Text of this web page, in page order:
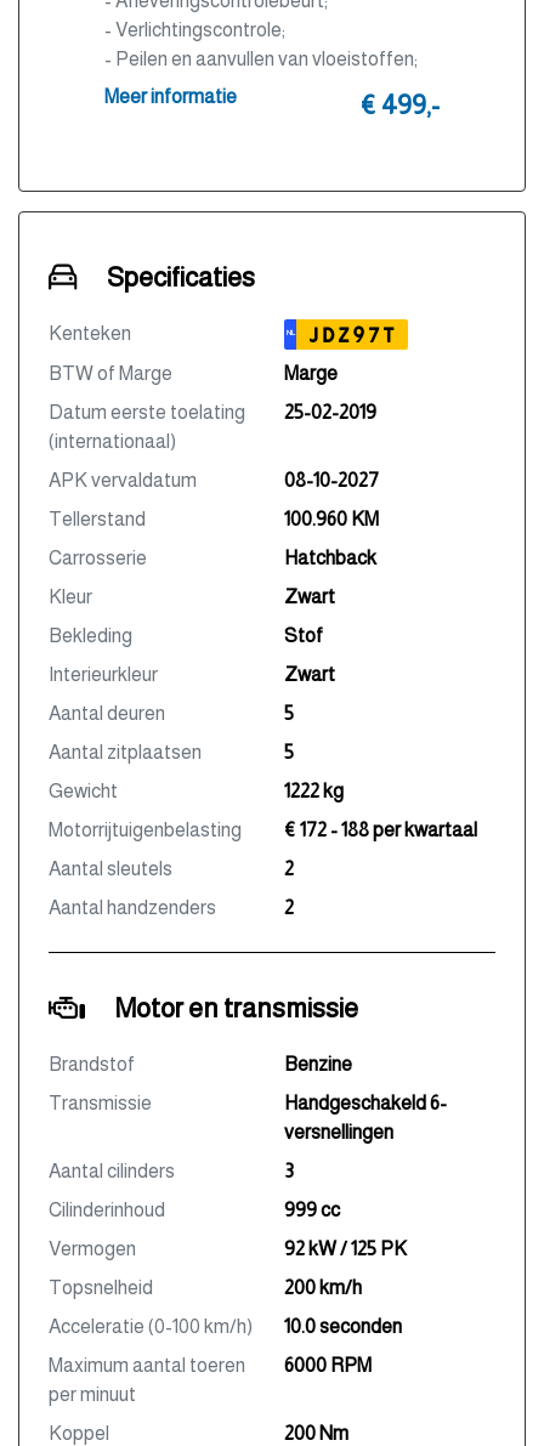
- Verlichtingscontrole;
- Peilen en aanvullen van vloeistoffen;
- Bandenspanningscontrole;
Meer informatie € 499,-
Specificaties
Kenteken NL JDZ97T
BTW of Marge
Marge
Datum eerste toelating
(internationaal)
25-02-2019
APK vervaldatum
08-10-2027
Tellerstand
100.960 KM
Carrosserie
Hatchback
Kleur
Zwart
Bekleding
Stof
Interieurkleur
Zwart
Aantal deuren
5
Aantal zitplaatsen
5
Gewicht
1222 kg
Motorrijtuigenbelasting
€ 172 - 188 per kwartaal
Aantal sleutels
2
Aantal handzenders
2
Motor en transmissie
Brandstof
Benzine
Transmissie
Handgeschakeld 6-
versnellingen
Aantal cilinders
3
Cilinderinhoud
999 cc
Vermogen
92 kW / 125 PK
Topsnelheid
200 km/h
Acceleratie (0-100 km/h)
10.0 seconden
Maximum aantal toeren
per minuut
6000 RPM
Koppel
200 Nm